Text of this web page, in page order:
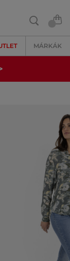
MÁRKÁK